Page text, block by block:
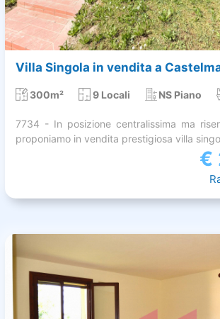
Villa Singola in vendita a
300m² 9 Locali NS Piano
7734 - In posizione centralissima ma
proponiamo in vendita prestigiosa villa
€